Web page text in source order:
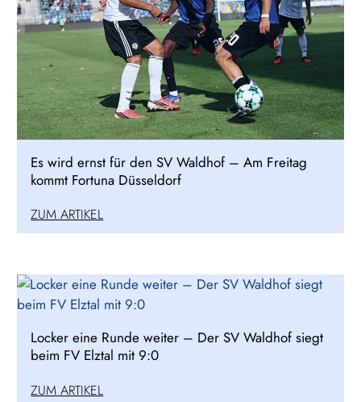
Es wird ernst für den SV Waldhof – Am Freitag
kommt Fortuna Düsseldorf
ZUM ARTIKEL
Locker eine Runde weiter – Der SV Waldhof siegt
beim FV Elztal mit 9:0
ZUM ARTIKEL